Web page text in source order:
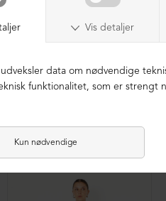
Ruskindsblazer med knapper